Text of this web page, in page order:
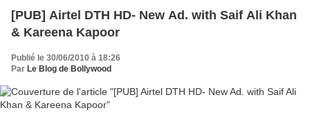
[PUB] Airtel DTH HD- New Ad. with Saif Ali Khan
& Kareena Kapoor
Publié le 30/06/2010 à 18:26
Par Le Blog de Bollywood